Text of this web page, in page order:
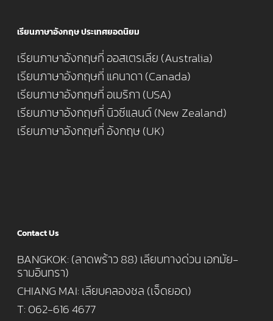
เรียนภาษาอังกฤษ ประเทศยอดนิยม
เรียนภาษาอังกฤษที่ ออสเตรเลีย (Australia)
เรียนภาษาอังกฤษที่ แคนาดา (Canada)
เรียนภาษาอังกฤษที่ อเมริกา (USA)
เรียนภาษาอังกฤษที่ นิวซีแลนด์ (New Zealand)
เรียนภาษาอังกฤษที่ อังกฤษ (UK)
Contact Us
BANGKOK: (ลาดพร้าว 88) เลียบทางด่วน เอกมัย-
รามอินทรา)
CHIANG MAI: เลียบคลองชล (เจ็ดยอด)
T: 062-616 4677